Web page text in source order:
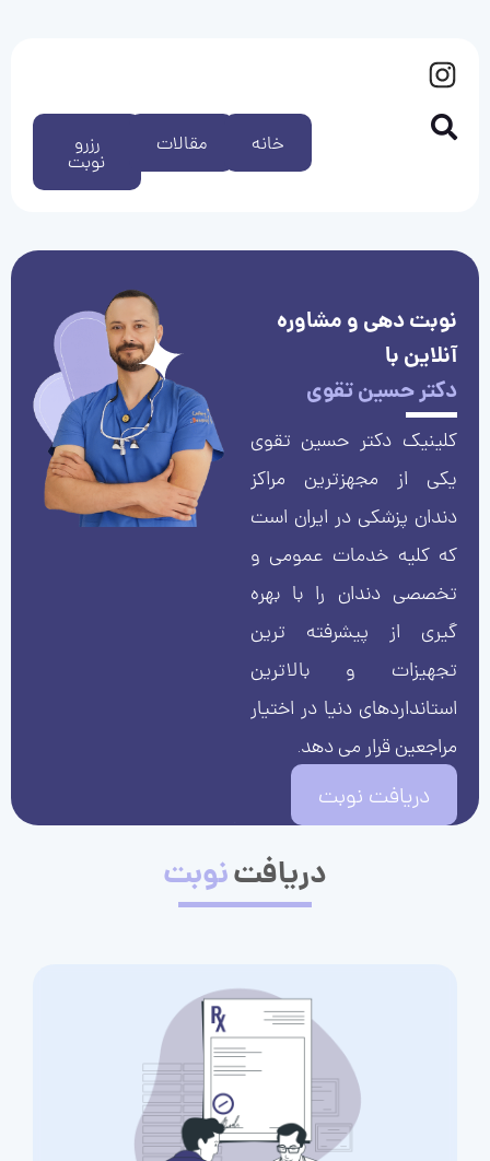
رزرو
نوبت
مقالات خانه
نوبت دهی و مشاوره
آنلاین با
دکتر حسین تقوی
کلینیک دکتر حسین تقوی
یکی از مجهزترین مراکز
دندان پزشکی در ایران است
که کلیه خدمات عمومی و
تخصصی دندان را با بهره
گیری از پیشرفته ترین
تجهیزات و بالاترین
استانداردهای دنیا در اختیار
مراجعین قرار می دهد.
دریافت نوبت
دریافتنوبت